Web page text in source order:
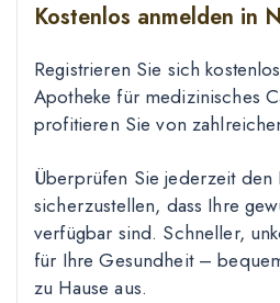
Kostenlos anmelden in
Registrieren Sie sich
Apotheke für medizinisches
profitieren Sie von
Überprüfen Sie jederzeit den
sicherzustellen, dass Ihre
verfügbar sind. Schneller,
für Ihre Gesundheit –
zu Hause aus.